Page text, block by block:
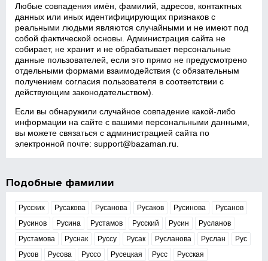
Любые совпадения имён, фамилий, адресов, контактных
данных или иных идентифицирующих признаков с
реальными людьми являются случайными и не имеют под
собой фактической основы. Администрация сайта не
собирает, не хранит и не обрабатывает персональные
данные пользователей, если это прямо не предусмотрено
отдельными формами взаимодействия (с обязательным
получением согласия пользователя в соответствии с
действующим законодательством).
Если вы обнаружили случайное совпадение какой‑либо
информации на сайте с вашими персональными данными,
вы можете связаться с администрацией сайта по
электронной почте:support@bazaman.ru
Подобные фамилии
Русских Русакова Русанова Русаков Русинова
Русанов
Русинов
Русина Рустамов Русский Русин
Русланов
Рустамова
Руснак Руссу Русак Русланова Руслан
Рус
Русов
Русова Руссо Русецкая Русс Русская